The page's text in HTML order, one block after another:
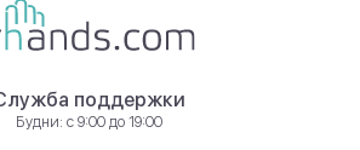
поддержки
Будни: с 9:00 до 19:00